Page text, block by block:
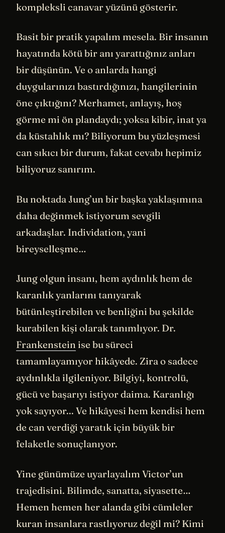
kompleksli canavar yüzünü gösterir.
Basit bir pratik yapalım mesela. Bir insanın
hayatında kötü bir anı yarattığınız anları
bir düşünün. Ve o anlarda hangi
duygularınızı bastırdığınızı, hangilerinin
öne çıktığını? Merhamet, anlayış, hoş
görme mi ön plandaydı; yoksa kibir, inat ya
da küstahlık mı? Biliyorum bu yüzleşmesi
can sıkıcı bir durum, fakat cevabı hepimiz
biliyoruz sanırım.
Bu noktada Jung’un bir başka yaklaşımına
daha değinmek istiyorum sevgili
arkadaşlar. Individation, yani
bireyselleşme…
Jung olgun insanı, hem aydınlık hem de
karanlık yanlarını tanıyarak
bütünleştirebilen ve benliğini bu şekilde
kurabilen kişi olarak tanımlıyor. Dr.
Frankenstein ise bu süreci
tamamlayamıyor hikâyede. Zira o sadece
aydınlıkla ilgileniyor. Bilgiyi, kontrolü,
gücü ve başarıyı istiyor daima. Karanlığı
yok sayıyor... Ve hikâyesi hem kendisi hem
de can verdiği yaratık için büyük bir
felaketle sonuçlanıyor.
Yine günümüze uyarlayalım Victor’un
trajedisini. Bilimde, sanatta, siyasette…
Hemen hemen her alanda gibi cümleler
kuran insanlara rastlıyoruz değil mi? Kimi